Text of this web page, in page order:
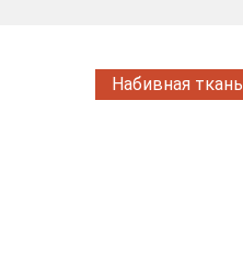
Набивная ткань